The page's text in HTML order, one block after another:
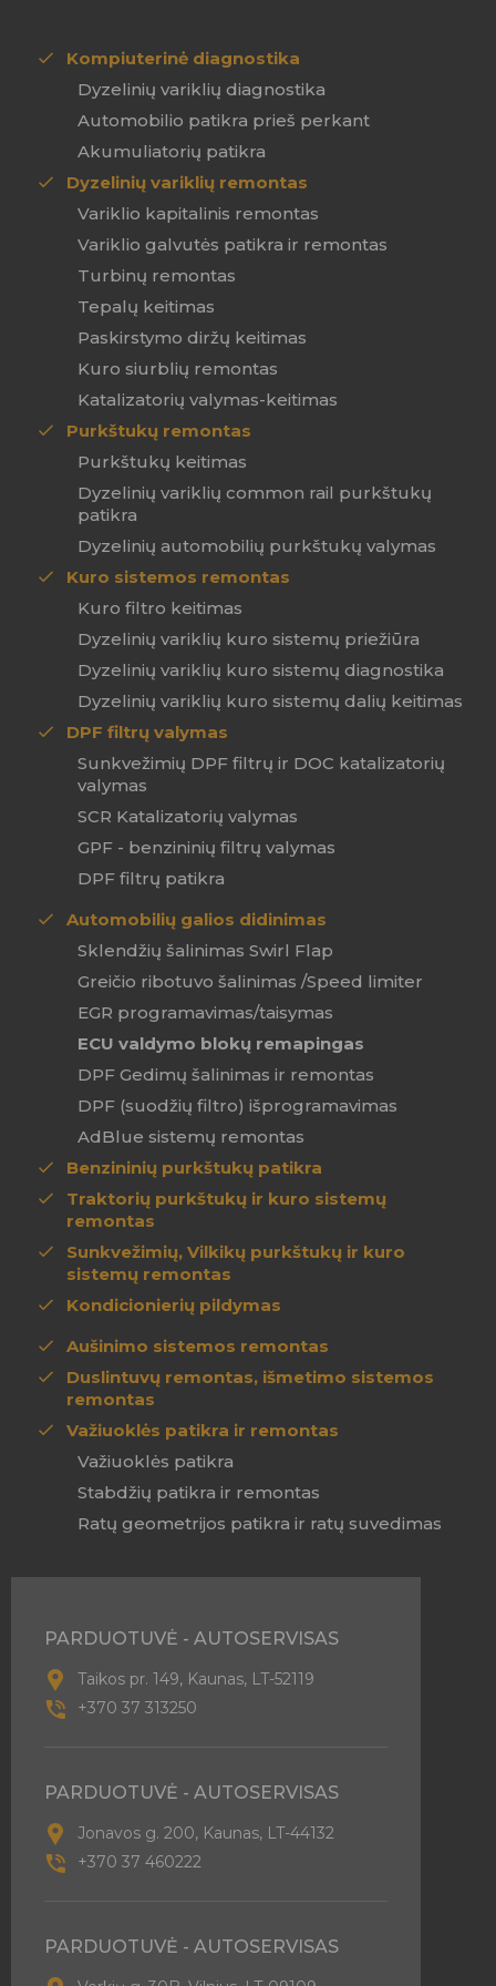
Kompiuterinė diagnostika
Dyzelinių variklių diagnostika
Automobilio patikra prieš perkant
Akumuliatorių patikra
Dyzelinių variklių remontas
Variklio kapitalinis remontas
Variklio galvutės patikra ir remontas
Turbinų remontas
Tepalų keitimas
Paskirstymo diržų keitimas
Kuro siurblių remontas
Katalizatorių valymas-keitimas
Purkštukų remontas
Purkštukų keitimas
Dyzelinių variklių common rail purkštukų
patikra
Dyzelinių automobilių purkštukų valymas
Kuro sistemos remontas
Kuro filtro keitimas
Dyzelinių variklių kuro sistemų priežiūra
Dyzelinių variklių kuro sistemų diagnostika
Dyzelinių variklių kuro sistemų dalių keitimas
DPF filtrų valymas
Sunkvežimių DPF filtrų ir DOC katalizatorių
valymas
SCR Katalizatorių valymas
GPF - benzininių filtrų valymas
DPF filtrų patikra
Automobilių galios didinimas
Sklendžių šalinimas Swirl Flap
Greičio ribotuvo šalinimas /Speed limiter
EGR programavimas/taisymas
ECU valdymo blokų remapingas
DPF Gedimų šalinimas ir remontas
DPF (suodžių filtro) išprogramavimas
AdBlue sistemų remontas
Benzininių purkštukų patikra
Traktorių purkštukų ir kuro sistemų
remontas
Sunkvežimių, Vilkikų purkštukų ir kuro
sistemų remontas
Kondicionierių pildymas
Aušinimo sistemos remontas
Duslintuvų remontas, išmetimo sistemos
remontas
Važiuoklės patikra ir remontas
Važiuoklės patikra
Stabdžių patikra ir remontas
Ratų geometrijos patikra ir ratų suvedimas
PARDUOTUVĖ - AUTOSERVISAS
Taikos pr. 149, Kaunas, LT-52119
+370 37 313250
PARDUOTUVĖ - AUTOSERVISAS
Jonavos g. 200, Kaunas, LT-44132
+370 37 460222
PARDUOTUVĖ - AUTOSERVISAS